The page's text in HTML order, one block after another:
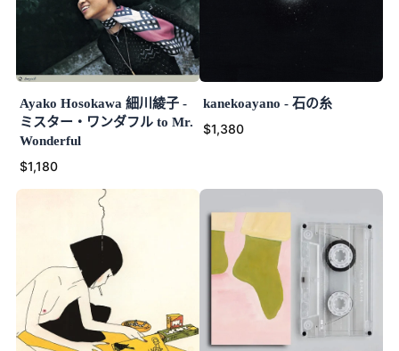
Ayako Hosokawa 細川綾子 -
ミスター・ワンダフル to Mr.
Wonderful
$1,180
kanekoayano - 石の糸
$1,380